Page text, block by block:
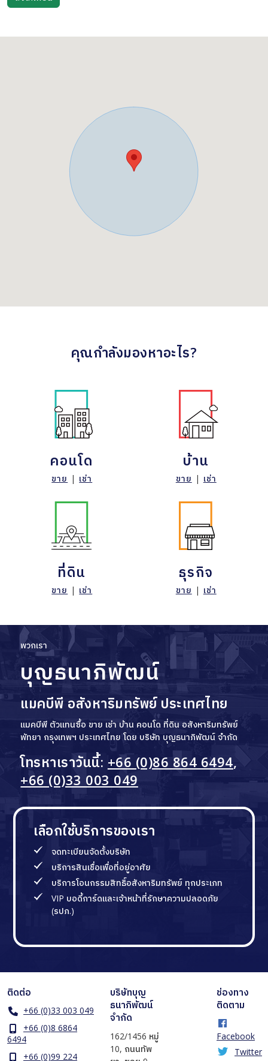
คุณกำลังมองหาอะไร?
คอนโด
ขาย | เช่า
บ้าน
ขาย | เช่า
ที่ดิน
ขาย | เช่า
ธุรกิจ
ขาย | เช่า
พวกเรา
บุญธนาภิพัฒน์
แมคบีพี อสังหาริมทรัพย์ ประเทศไทย
แมคบีพี ตัวแทนซื้อ ขาย เช่า บ้าน คอนโด ที่ดิน อสังหาริมทรัพย์
พัทยา กรุงเทพฯ ประเทศไทย โดย บริษัท บุญธนาภิพัฒน์ จำกัด
โทรหาเราวันนี้: +66 (0)86 864 6494,
+66 (0)33 003 049
เลือกใช้บริการของเรา
จดทะเบียนจัดตั้งบริษัท
บริการสินเชื่อเพื่อที่อยู่อาศัย
บริการโอนกรรมสิทธิ์อสังหาริมทรัพย์ ทุกประเภท
VIP บอดี้การ์ดและเจ้าหน้าที่รักษาความปลอดภัย
(รปภ.)
ติดต่อ
+66 (0)33 003 049
+66 (0)8 6864
6494
+66 (0)99 224
บริษัทบุญ
ธนาภิพัฒน์
จำกัด
162/1456 หมู่
10, ถนนทัพ
ช่องทาง
ติดตาม
Facebook
Twitter